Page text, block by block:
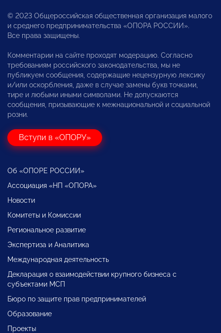
© 2023 Общероссийская общественная организация малого
и среднего предпринимательства «ОПОРА РОССИИ».
Все права защищены.
Комментарии на сайте проходят модерацию. Согласно
требованиям российского законодательства, мы не
публикуем сообщения, содержащие нецензурную лексику
и/или оскорбления, даже в случае замены букв точками,
тире и любыми иными символами. Не допускаются
сообщения, призывающие к межнациональной и социальной
розни.
Вступи в «ОПОРУ»
Об «ОПОРЕ РОССИИ»
Ассоциация «НП «ОПОРА»
Новости
Комитеты и Комиссии
Региональное развитие
Экспертиза и Аналитика
Международная деятельность
Декларация о взаимодействии крупного бизнеса с
субъектами МСП
Бюро по защите прав предпринимателей
Образование
Проекты